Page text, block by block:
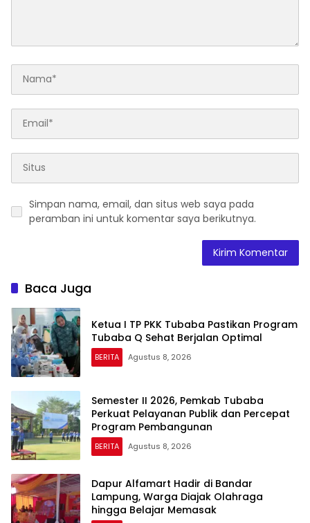
Simpan nama, email, dan situs web saya pada
peramban ini untuk komentar saya berikutnya.
Baca Juga
Ketua I TP PKK Tubaba Pastikan Program
Tubaba Q Sehat Berjalan Optimal
BERITA Agustus 8, 2026
Semester II 2026, Pemkab Tubaba
Perkuat Pelayanan Publik dan Percepat
Program Pembangunan
BERITA Agustus 8, 2026
Dapur Alfamart Hadir di Bandar
Lampung, Warga Diajak Olahraga
hingga Belajar Memasak